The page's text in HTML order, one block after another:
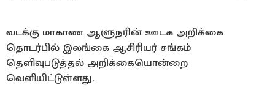
வடக்கு மாகாண ஆளுநரின் ஊடக அறிக்கை
தொடர்பில் இலங்கை ஆசிரியர் சங்கம்
தெளிவுபடுத்தல் அறிக்கையொன்றை
வெளியிட்டுள்ளது.